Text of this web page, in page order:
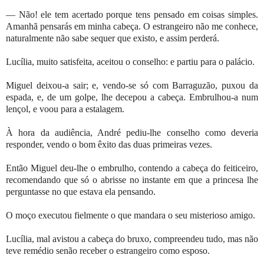
— Não! ele tem acertado porque tens pensado em coisas simples.
Amanhã pensarás em minha cabeça. O estrangeiro não me conhece,
naturalmente não sabe sequer que existo, e assim perderá.
Lucília, muito satisfeita, aceitou o conselho: e partiu para o palácio.
Miguel deixou-a sair; e, vendo-se só com Barraguzão, puxou da
espada, e, de um golpe, lhe decepou a cabeça. Embrulhou-a num
lençol, e voou para a estalagem.
À hora da audiência, André pediu-lhe conselho como deveria
responder, vendo o bom êxito das duas primeiras vezes.
Então Miguel deu-lhe o embrulho, contendo a cabeça do feiticeiro,
recomendando que só o abrisse no instante em que a princesa lhe
perguntasse no que estava ela pensando.
O moço executou fielmente o que mandara o seu misterioso amigo.
Lucília, mal avistou a cabeça do bruxo, compreendeu tudo, mas não
teve remédio senão receber o estrangeiro como esposo.